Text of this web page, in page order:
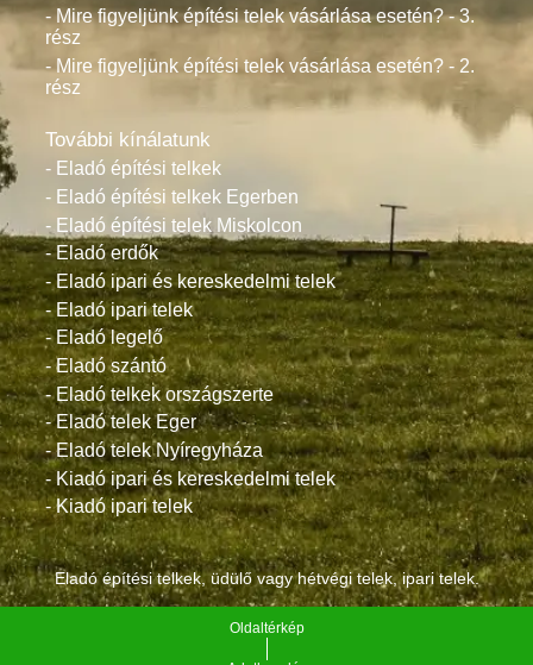
- Mire figyeljünk építési telek vásárlása esetén? - 3.
rész
- Mire figyeljünk építési telek vásárlása esetén? - 2.
rész
További kínálatunk
- Eladó építési telkek
- Eladó építési telkek Egerben
- Eladó építési telek Miskolcon
- Eladó erdők
- Eladó ipari és kereskedelmi telek
- Eladó ipari telek
- Eladó legelő
- Eladó szántó
- Eladó telkek országszerte
- Eladó telek Eger
- Eladó telek Nyíregyháza
- Kiadó ipari és kereskedelmi telek
- Kiadó ipari telek
Eladó építési telkek, üdülő vagy hétvégi telek, ipari telek.
Oldaltérkép